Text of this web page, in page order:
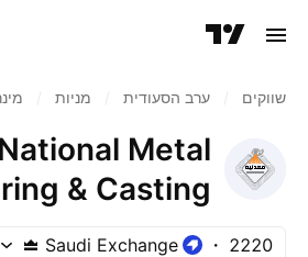
שווקים ערב הסעודית מניות‏
National Metal
& Casting
Co.
2220
Saudi Exchange